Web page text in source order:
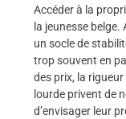
Accéder à la
la jeunesse
un socle de
trop souvent en
des prix, la
lourde privent de
d’envisager leur